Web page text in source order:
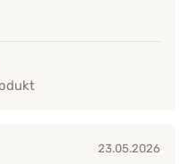
23.05.2026